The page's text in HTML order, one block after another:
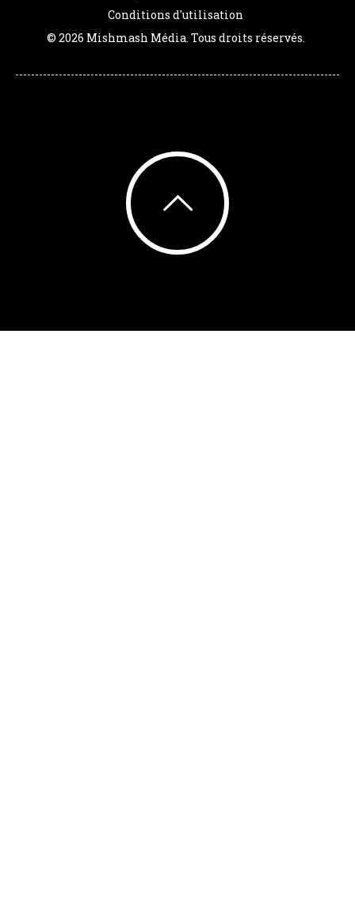
Conditions d'utilisation
© 2026 Mishmash Média. Tous droits réservés.